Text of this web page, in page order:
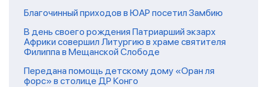
Благочинный приходов в ЮАР посетил Замбию
В день своего рождения Патриарший экзарх
Африки совершил Литургию в храме святителя
Филиппа в Мещанской Слободе
Передана помощь детскому дому «Оран ля
форс» в столице ДР Конго